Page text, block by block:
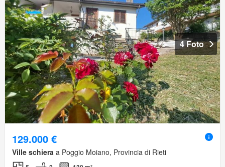
4 Foto
129.000 €
Ville schiera a Poggio Moiano, Provincia di Rieti